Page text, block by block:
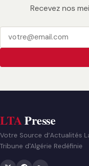
Recevez nos
LTAPresse
Votre Source d’Actualités
Tribune d'Algérie Redéfinie